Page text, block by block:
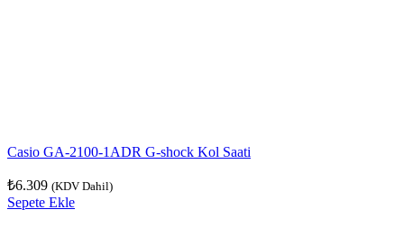
Casio GA-2100-1ADR G-shock Kol Saati
₺6.309 (KDV Dahil)
Sepete Ekle